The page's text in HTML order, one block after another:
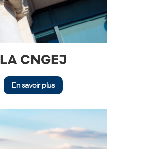
LA CNGEJ
En savoir plus